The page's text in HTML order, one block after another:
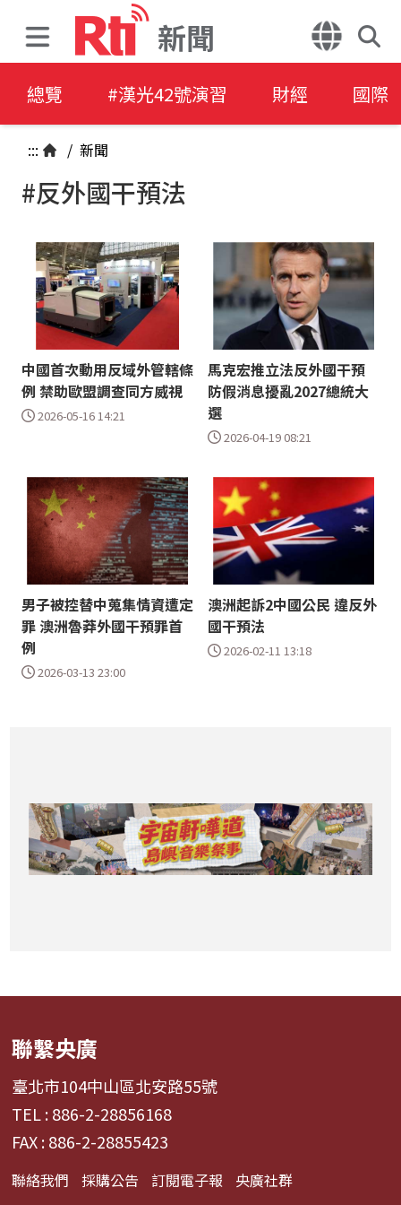
新聞
總覽 #漢光42號演習 財經 國際
::: / 新聞
#反外國干預法
中國首次動用反域外管轄條
例 禁助歐盟調查同方威視
2026-05-16 14:21
馬克宏推立法反外國干預
防假消息擾亂2027總統大
選
2026-04-19 08:21
男子被控替中蒐集情資遭定
罪 澳洲魯莽外國干預罪首
例
2026-03-13 23:00
澳洲起訴2中國公民 違反外
國干預法
2026-02-11 13:18
聯繫央廣
臺北市104中山區北安路55號
TEL : 886-2-28856168
FAX : 886-2-28855423
聯絡我們 採購公告 訂閱電子報 央廣社群